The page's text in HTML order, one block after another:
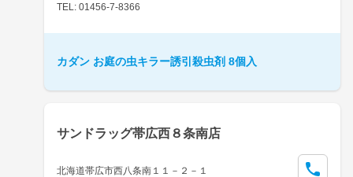
TEL: 01456-7-8366
カダン お庭の虫キラー誘引殺虫剤 8個入
サンドラッグ帯広西８条南店
北海道帯広市西八条南１１－２－１